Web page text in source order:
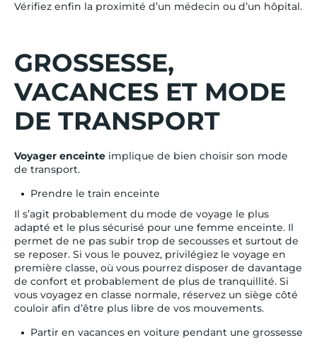
Vérifiez enfin la proximité d’un médecin ou d’un hôpital.
GROSSESSE,
VACANCES ET MODE
DE TRANSPORT
Voyager enceinte implique de bien choisir son mode
de transport.
Prendre le train enceinte
Il s’agit probablement du mode de voyage le plus
adapté et le plus sécurisé pour une femme enceinte. Il
permet de ne pas subir trop de secousses et surtout de
se reposer. Si vous le pouvez, privilégiez le voyage en
première classe, où vous pourrez disposer de davantage
de confort et probablement de plus de tranquillité. Si
vous voyagez en classe normale, réservez un siège côté
couloir afin d’être plus libre de vos mouvements.
Partir en vacances en voiture pendant une grossesse